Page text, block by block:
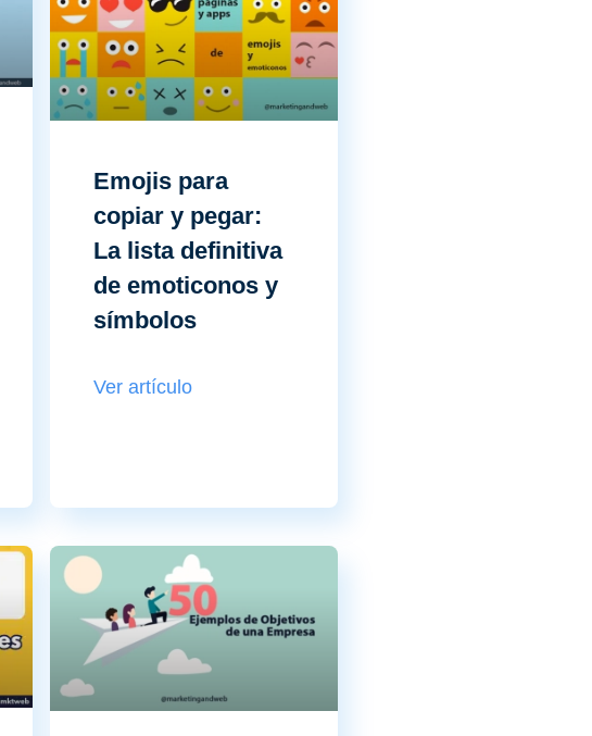
Emojis para
copiar y pegar:
La lista definitiva
de emoticonos y
símbolos
Ver artículo